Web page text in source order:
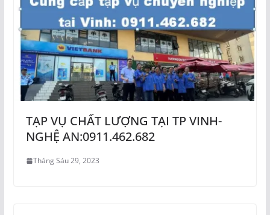
TẠP VỤ CHẤT LƯỢNG TẠI TP VINH-
NGHỆ AN:0911.462.682
Tháng Sáu 29, 2023